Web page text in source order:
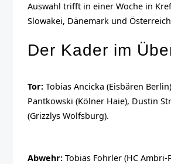
Auswahl trifft in einer Woche in
Slowakei, Dänemark und
Der Kader im
Tor: Tobias Ancicka (Eisbären
Pantkowski (Kölner Haie), Dustin
(Grizzlys Wolfsburg).
Abwehr: Tobias Fohrler (HC Ambri-